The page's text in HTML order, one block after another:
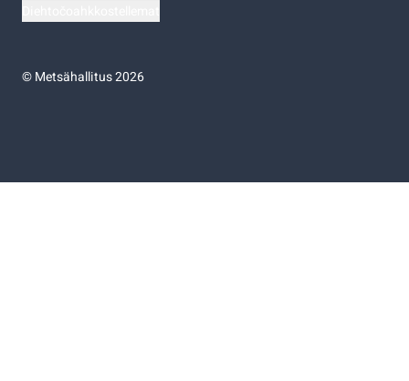
©Metsähallitus 2026